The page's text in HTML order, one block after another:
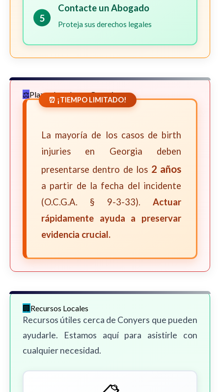
5
Contacte un Abogado
Proteja sus derechos legales
Plazos Legales en Georgia
⏰ ¡TIEMPO LIMITADO!
La mayoría de los casos de birth
injuries en Georgia deben
presentarse dentro de los 2 años
a partir de la fecha del incidente
(O.C.G.A. § 9-3-33). Actuar
rápidamente ayuda a preservar
evidencia crucial.
Recursos Locales
Recursos útiles cerca de Conyers que pueden
ayudarle. Estamos aquí para asistirle con
cualquier necesidad.